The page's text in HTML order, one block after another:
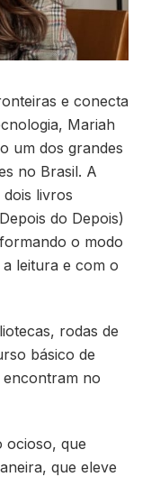
e conecta
Mariah
um dos grandes
no Brasil. A
livros
do Depois)
o modo
leitura e com o
rodas de
básico de
no
ocioso, que
que eleve